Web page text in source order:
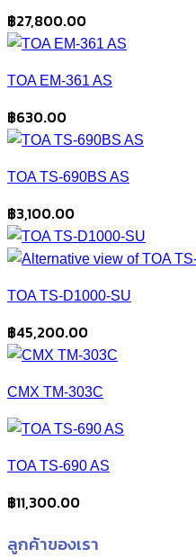
฿27,800.00
TOA EM-361 AS
฿630.00
TOA TS-690BS AS
฿3,100.00
TOA TS-D1000-SU
฿45,200.00
CMX TM-303C
TOA TS-690 AS
฿11,300.00
ลูกค้าของเรา